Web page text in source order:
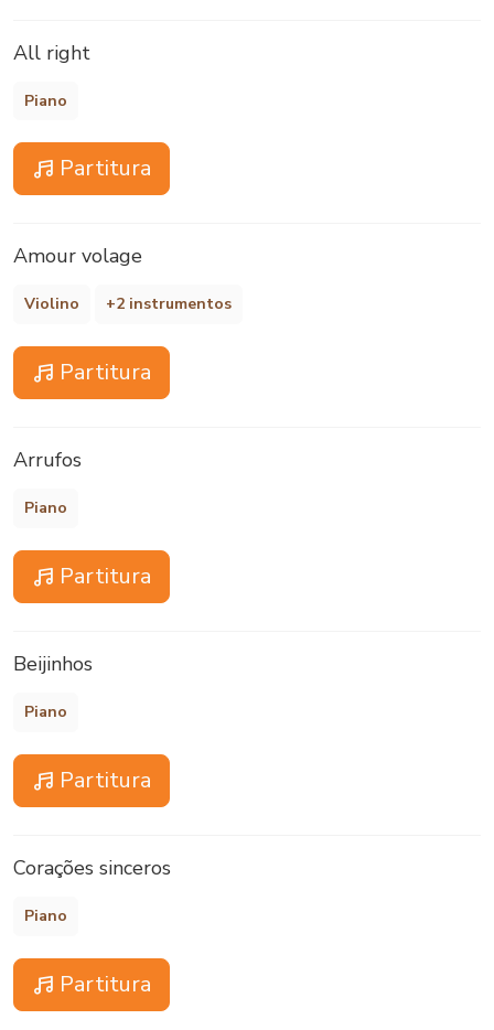
All right
Piano
Partitura
Amour volage
Violino +2 instrumentos
Partitura
Arrufos
Piano
Partitura
Beijinhos
Piano
Partitura
Corações sinceros
Piano
Partitura